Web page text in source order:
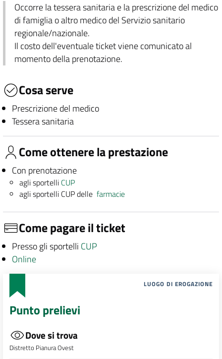
Occorre la tessera sanitaria e la prescrizione del medico
di famiglia o altro medico del Servizio sanitario
regionale/nazionale.
Il costo dell'eventuale ticket viene comunicato al
momento della prenotazione.
Cosa serve
Prescrizione del medico
Tessera sanitaria
Come ottenere la prestazione
Con prenotazione
agli sportelli CUP
agli sportelli CUP dellefarmacie
Come pagare il ticket
Presso gli sportelli CUP
Online
LUOGO DI EROGAZIONE
Punto prelievi
Dove si trova
Distretto Pianura Ovest